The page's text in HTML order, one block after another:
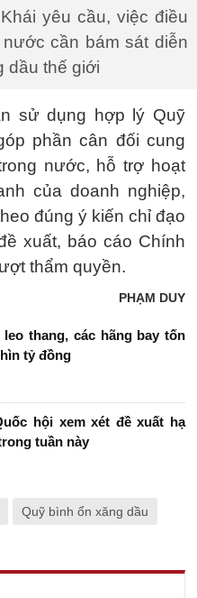
yêu cầu, việc điều
cần bám sát diễn
dầu thế giới
sử dụng hợp lý Quỹ
phần cân đối cung
nước, hỗ trợ hoạt
của doanh nghiệp,
đúng ý kiến chỉ đạo
xuất, báo cáo Chính
thẩm quyền.
PHẠM DUY
leo thang, các hãng bay tốn
tỷ đồng
hội xem xét đề xuất hạ
tuần này
Quỹ bình ổn xăng dầu